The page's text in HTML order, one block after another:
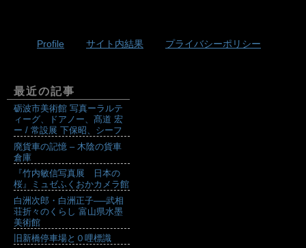
Profile サイト内結果 プライバシーポリシー
最近の記事
砺波市美術館 写真ーラルテ
ィーグ、ドアノー、髙道 宏
ー / 常設展 下保昭、シーフ
廃貨車の記憶 – 木陰の貨車
倉庫
『竹内敏信写真展 日本の
桜』ミュゼふくおかカメラ館
白洲次郎・白洲正子──武相
荘折々のくらし 富山県水墨
美術館
旧新橋停車場と０哩標識